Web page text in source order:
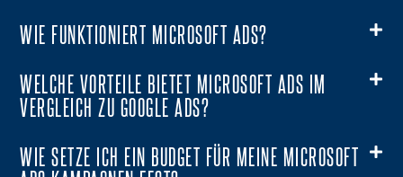
WIE FUNKTIONIERT MICROSOFT ADS?
WELCHE VORTEILE BIETET MICROSOFT ADS IM
VERGLEICH ZU GOOGLE ADS?
WIE SETZE ICH EIN BUDGET FÜR MEINE MICROSOFT